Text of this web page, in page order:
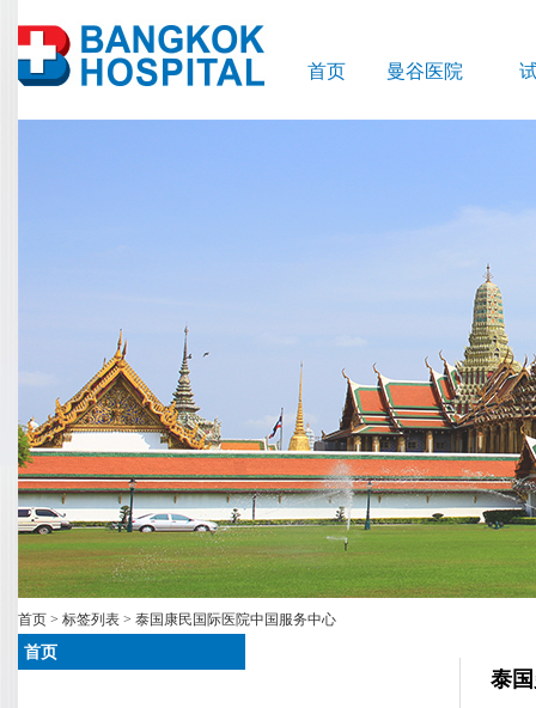
首页 曼谷医院
首页 > 标签列表 > 泰国康民国际医院中国服务中心
首页
泰